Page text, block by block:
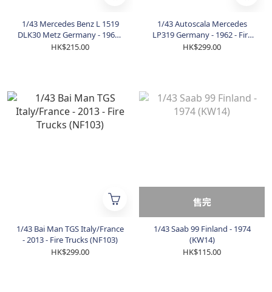
1/43 Mercedes Benz L 1519
DLK30 Metz Germany - 1966 -
Fire Trucks (NF114)
HK$215.00
1/43 Autoscala Mercedes
LP319 Germany - 1962 - Fire
Trucks (NF109)
HK$299.00
1/43 Bai Man TGS Italy/France
- 2013 - Fire Trucks (NF103)
HK$299.00
售完
1/43 Saab 99 Finland - 1974
(KW14)
HK$115.00